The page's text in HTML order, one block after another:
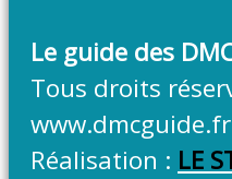
Le guide des
Tous droits
www.dmcguide.fr
Réalisation : LE